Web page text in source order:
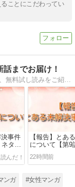
ことにこだわってい
までお届け！
電子コミックの全巻のネタバレや見どころ、無料試し読みをご紹介。電子コミックで配信中の作品の中で、特におすすめしたいタイトルの最新話をお届けします。少年・少女・女性・青年など、様々なジャンルの電子コミックの全巻ネタバレをぜひどうぞ
決事件
タバ
から
【報告】とあ
について【第9
レ：謎の女の
錠と足枷に囚
22時間前
ンガ #女性マンガ